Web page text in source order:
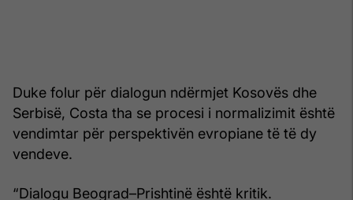
Duke folur për dialogun ndërmjet Kosovës dhe
Serbisë, Costa tha se procesi i normalizimit është
vendimtar për perspektivën evropiane të të dy
vendeve.
“Dialogu Beograd–Prishtinë është kritik.